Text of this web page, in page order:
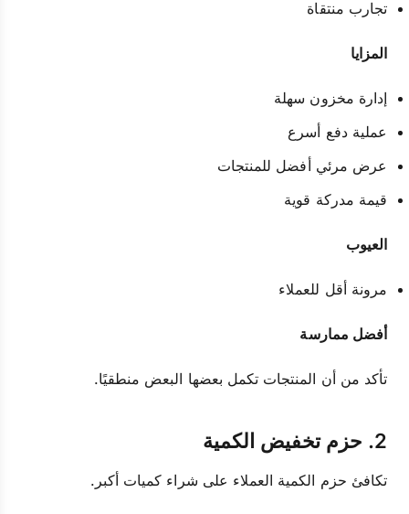
تجارب منتقاة
المزايا
إدارة مخزون سهلة
عملية دفع أسرع
عرض مرئي أفضل للمنتجات
قيمة مدركة قوية
العيوب
مرونة أقل للعملاء
أفضل ممارسة
تأكد من أن المنتجات تكمل بعضها البعض منطقيًا.
2. حزم تخفيض الكمية
تكافئ حزم الكمية العملاء على شراء كميات أكبر.